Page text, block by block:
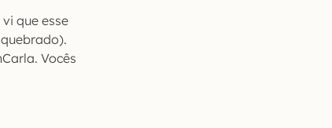
que esse
Vocês